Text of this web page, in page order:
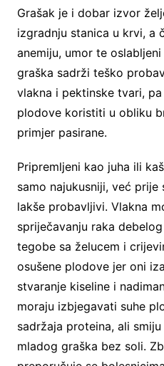
Grašak je i dobar izvor
izgradnju stanica u krvi, a
anemiju, umor te
graška sadrži teško
vlakna i pektinske tvari,
plodove koristiti u obliku
primjer pasirane.
Pripremljeni kao juha ili
samo najukusniji, već
lakše probavljivi. Vlakna
spriječavanju raka
tegobe sa želucem i
osušene plodove jer oni
stvaranje kiseline i
moraju izbjegavati suhe
sadržaja proteina, ali
mladog graška bez soli.